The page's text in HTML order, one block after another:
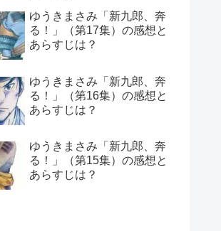
ゆうきまさみ「新九郎、奔
る！」（第17集）の感想と
あらすじは？
ゆうきまさみ「新九郎、奔
る！」（第16集）の感想と
あらすじは？
ゆうきまさみ「新九郎、奔
る！」（第15集）の感想と
あらすじは？